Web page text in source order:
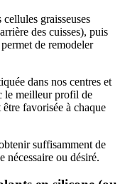
graisseuses
des cuisses), puis
de remodeler
dans nos centres et
le meilleur profil de
favorisée à chaque
suffisamment de
nécessaire ou désiré.